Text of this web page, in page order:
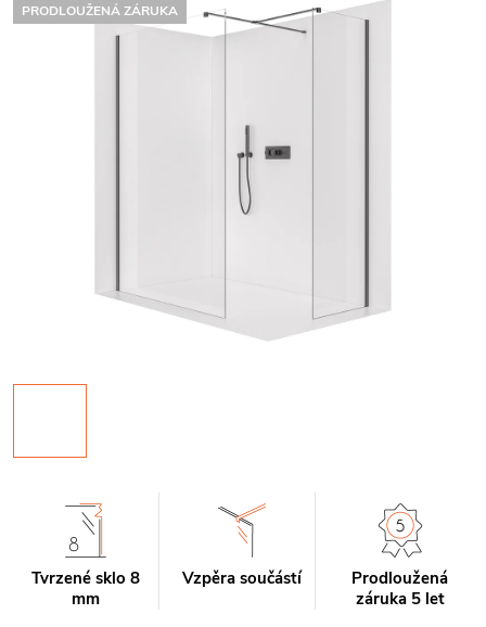
PRODLOUŽENÁ ZÁRUKA
Tvrzené sklo 8
mm
Vzpěra součástí
Prodloužená
záruka 5 let